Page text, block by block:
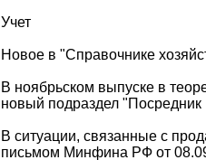
Учет
Новое в "Справочнике
В ноябрьском выпуске в
новый подраздел
В ситуации, связанные с
письмом Минфина РФ от